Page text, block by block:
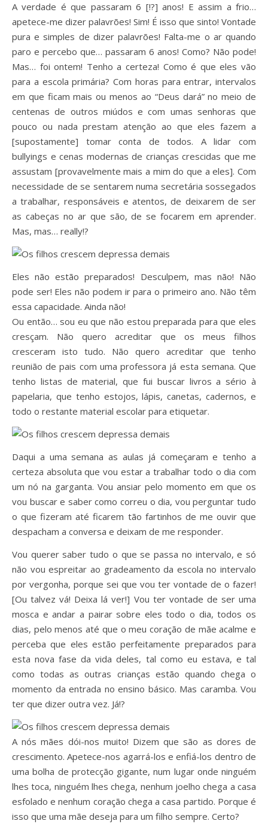
A verdade é que passaram 6 [!?] anos! E assim a frio…
apetece-me dizer palavrões! Sim! É isso que sinto! Vontade
pura e simples de dizer palavrões! Falta-me o ar quando
paro e percebo que… passaram 6 anos! Como? Não pode!
Mas… foi ontem! Tenho a certeza! Como é que eles vão
para a escola primária? Com horas para entrar, intervalos
em que ficam mais ou menos ao “Deus dará” no meio de
centenas de outros miúdos e com umas senhoras que
pouco ou nada prestam atenção ao que eles fazem a
[supostamente] tomar conta de todos. A lidar com
bullyings e cenas modernas de crianças crescidas que me
assustam [provavelmente mais a mim do que a eles]. Com
necessidade de se sentarem numa secretária sossegados
a trabalhar, responsáveis e atentos, de deixarem de ser
as cabeças no ar que são, de se focarem em aprender.
Mas, mas… really!?
Eles não estão preparados! Desculpem, mas não! Não
pode ser! Eles não podem ir para o primeiro ano. Não têm
essa capacidade. Ainda não!
Ou então… sou eu que não estou preparada para que eles
cresçam. Não quero acreditar que os meus filhos
cresceram isto tudo. Não quero acreditar que tenho
reunião de pais com uma professora já esta semana. Que
tenho listas de material, que fui buscar livros a sério à
papelaria, que tenho estojos, lápis, canetas, cadernos, e
todo o restante material escolar para etiquetar.
Daqui a uma semana as aulas já começaram e tenho a
certeza absoluta que vou estar a trabalhar todo o dia com
um nó na garganta. Vou ansiar pelo momento em que os
vou buscar e saber como correu o dia, vou perguntar tudo
o que fizeram até ficarem tão fartinhos de me ouvir que
despacham a conversa e deixam de me responder.
Vou querer saber tudo o que se passa no intervalo, e só
não vou espreitar ao gradeamento da escola no intervalo
por vergonha, porque sei que vou ter vontade de o fazer!
[Ou talvez vá! Deixa lá ver!] Vou ter vontade de ser uma
mosca e andar a pairar sobre eles todo o dia, todos os
dias, pelo menos até que o meu coração de mãe acalme e
perceba que eles estão perfeitamente preparados para
esta nova fase da vida deles, tal como eu estava, e tal
como todas as outras crianças estão quando chega o
momento da entrada no ensino básico. Mas caramba. Vou
ter que dizer outra vez. Já!?
A nós mães dói-nos muito! Dizem que são as dores de
crescimento. Apetece-nos agarrá-los e enfiá-los dentro de
uma bolha de protecção gigante, num lugar onde ninguém
lhes toca, ninguém lhes chega, nenhum joelho chega a casa
esfolado e nenhum coração chega a casa partido. Porque é
isso que uma mãe deseja para um filho sempre. Certo?